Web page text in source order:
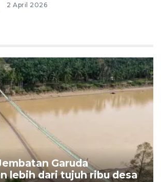
2 April 2026
Garuda
lebih dari tujuh ribu desa